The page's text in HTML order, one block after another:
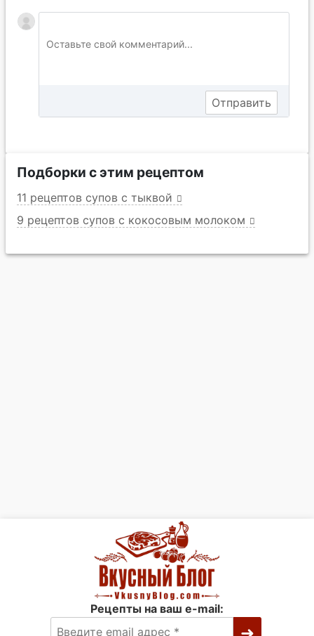
Подборки с этим рецептом
11 рецептов супов с тыквой
9 рецептов супов с кокосовым молоком
Рецепты на ваш e-mail: